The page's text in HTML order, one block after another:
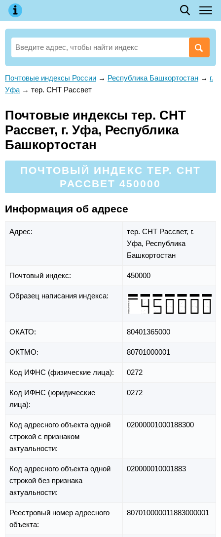
Почтовые индексы России → Республика Башкортостан → г.
Уфа → тер. СНТ Рассвет
Почтовые индексы тер. СНТ
Рассвет, г. Уфа, Республика
Башкортостан
ПОЧТОВЫЙ ИНДЕКС ТЕР. СНТ
РАССВЕТ 450000
Информация об адресе
Адрес: тер. СНТ Рассвет, г.
Уфа, Республика
Башкортостан
Почтовый индекс: 450000
Образец написания индекса:
ОКАТО: 80401365000
ОКТМО: 80701000001
Код ИФНС (физические лица): 0272
Код ИФНС (юридические
лица):
0272
Код адресного объекта одной
строкой с признаком
актуальности:
02000001000188300
Код адресного объекта одной
строкой без признака
актуальности:
020000010001883
Реестровый номер адресного
объекта:
807010000011883000001